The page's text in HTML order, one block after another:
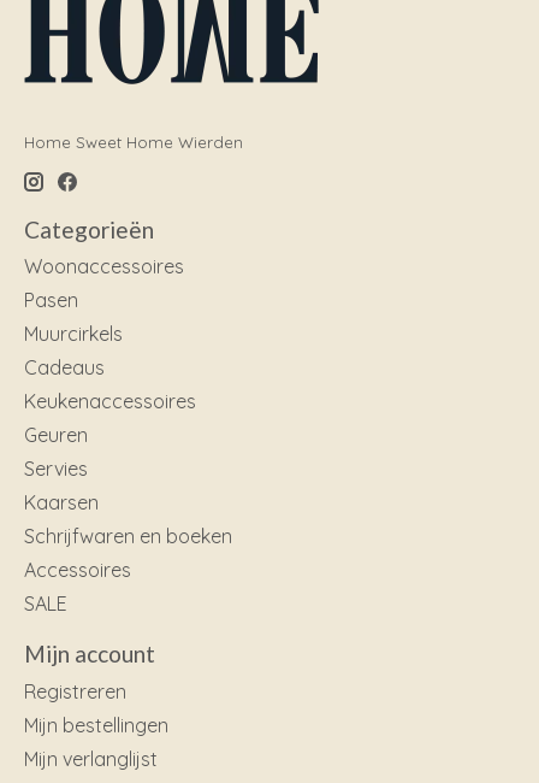
Home Sweet Home Wierden
Categorieën
Woonaccessoires
Pasen
Muurcirkels
Cadeaus
Keukenaccessoires
Geuren
Servies
Kaarsen
Schrijfwaren en boeken
Accessoires
SALE
Mijn account
Registreren
Mijn bestellingen
Mijn verlanglijst